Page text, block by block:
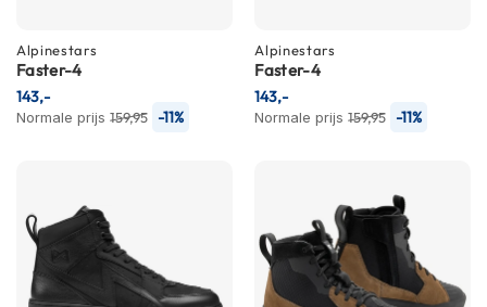
l
o
t
e
n
m
e
n
P
Alpinestars
Faster-4
Normale prijs 159,95 -11%
143,-
Alpinestars
Faster-4
Normale prijs 159,95 -11%
143,-